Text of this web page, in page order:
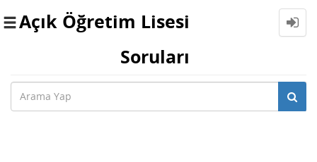
Toggle
Açık Öğretim Lisesi
Soruları